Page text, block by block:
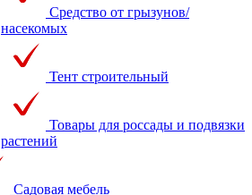
Средство от грызунов/
насекомых
Тент строительный
Товары для россады и подвязки
растений
Садовая мебель